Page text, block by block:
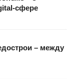
сфере
– между